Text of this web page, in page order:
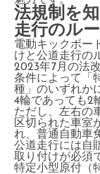
法規制を
走行のル
電動キックボー
けと公道走行の
2023年7月の法
条件によって「
種」のいずれか
4輪であっても2
ただし、左右の
区切られた車室
れ、普通自動車
公道走行には自
取り付けが必須
特定小型原付（